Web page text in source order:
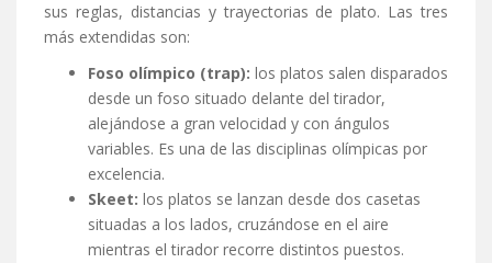
sus reglas, distancias y trayectorias de plato. Las tres
más extendidas son:
Foso olímpico (trap): los platos salen disparados
desde un foso situado delante del tirador,
alejándose a gran velocidad y con ángulos
variables. Es una de las disciplinas olímpicas por
excelencia.
Skeet: los platos se lanzan desde dos casetas
situadas a los lados, cruzándose en el aire
mientras el tirador recorre distintos puestos.